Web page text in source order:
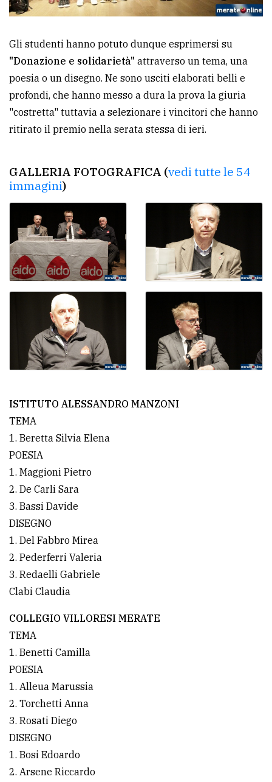
Gli studenti hanno potuto dunque esprimersi su
"Donazione e solidarietà" attraverso un tema, una
poesia o un disegno. Ne sono usciti elaborati belli e
profondi, che hanno messo a dura la prova la giuria
"costretta" tuttavia a selezionare i vincitori che hanno
ritirato il premio nella serata stessa di ieri.
GALLERIA FOTOGRAFICA (vedi tutte le 54
immagini)
ISTITUTO ALESSANDRO MANZONI
TEMA
1. Beretta Silvia Elena
POESIA
1. Maggioni Pietro
2. De Carli Sara
3. Bassi Davide
DISEGNO
1. Del Fabbro Mirea
2. Pederferri Valeria
3. Redaelli Gabriele
Clabi Claudia
COLLEGIO VILLORESI MERATE
TEMA
1. Benetti Camilla
POESIA
1. Alleua Marussia
2. Torchetti Anna
3. Rosati Diego
DISEGNO
1. Bosi Edoardo
2. Arsene Riccardo